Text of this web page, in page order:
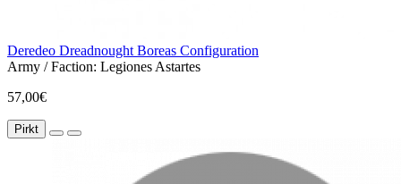
Deredeo Dreadnought Boreas Configuration
Army / Faction: Legiones Astartes
57,00€
Pirkt